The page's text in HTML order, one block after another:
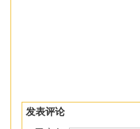
发表评论